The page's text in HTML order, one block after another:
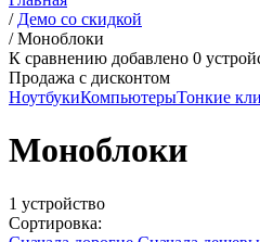
/ Демо со скидкой
/Моноблоки
К сравнению добавлено 0
Продажа с дисконтом
НоутбукиКомпьютерыТонкие
Моноблоки
1 устройство
Сортировка: